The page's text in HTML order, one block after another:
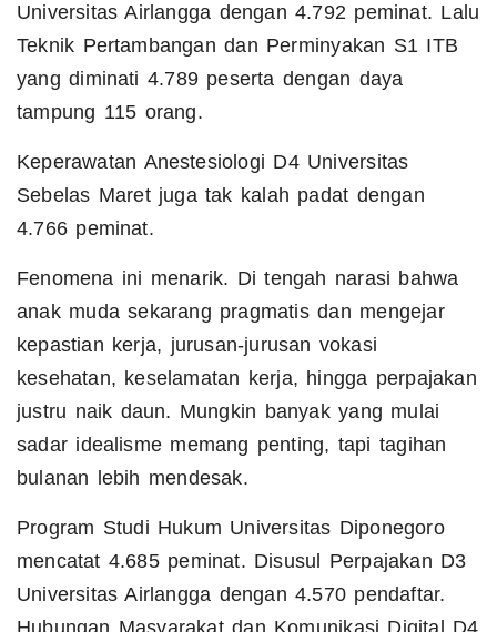
Universitas Airlangga dengan 4.792 peminat. Lalu
Teknik Pertambangan dan Perminyakan S1 ITB
yang diminati 4.789 peserta dengan daya
tampung 115 orang.
Keperawatan Anestesiologi D4 Universitas
Sebelas Maret juga tak kalah padat dengan
4.766 peminat.
Fenomena ini menarik. Di tengah narasi bahwa
anak muda sekarang pragmatis dan mengejar
kepastian kerja, jurusan-jurusan vokasi
kesehatan, keselamatan kerja, hingga perpajakan
justru naik daun. Mungkin banyak yang mulai
sadar idealisme memang penting, tapi tagihan
bulanan lebih mendesak.
Program Studi Hukum Universitas Diponegoro
mencatat 4.685 peminat. Disusul Perpajakan D3
Universitas Airlangga dengan 4.570 pendaftar.